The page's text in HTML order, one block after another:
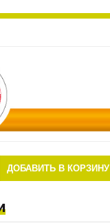
ДОБАВИТЬ В КОРЗИНУ